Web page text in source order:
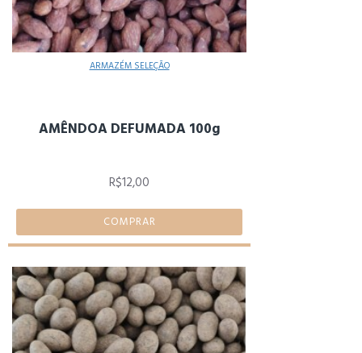
ARMAZÉM SELEÇÃO
AMÊNDOA DEFUMADA 100g
R$12,00
COMPRAR